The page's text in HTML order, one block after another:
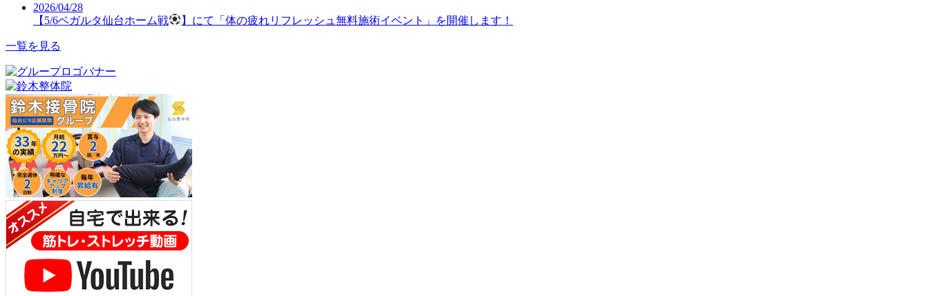
2026/04/28
【5/6ベガルタ仙台ホーム戦
】にて「体の疲れリフレッシュ無料施術イベント」を開催します！
一覧を見る